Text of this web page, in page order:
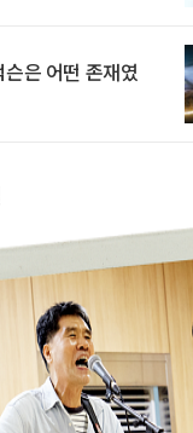
슨은 어떤 존재였